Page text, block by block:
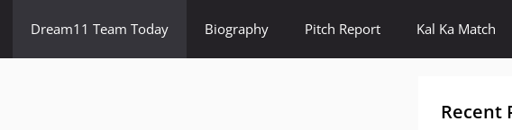
Dream11 Team Today Biography Pitch Report Kal Ka Match
Recent